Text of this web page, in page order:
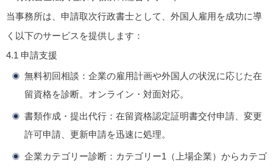
当事務所は、申請取次行政書士として、外国人雇用を成功に導
く以下のサービスを提供します：
4.1 申請支援
無料初回相談 ：企業の雇用計画や外国人の状況に応じた在
留資格を診断。オンライン・対面対応。
書類作成・提出代行 ：在留資格認定証明書交付申請、変更
許可申請、更新申請を迅速に処理。
企業カテゴリー診断 ：カテゴリー1（上場企業）からカテゴ